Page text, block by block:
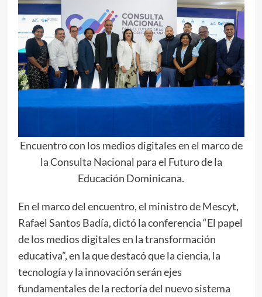
Encuentro con los medios digitales en el marco de
la Consulta Nacional para el Futuro de la
Educación Dominicana.
En el marco del encuentro, el ministro de Mescyt,
Rafael Santos Badía, dictó la conferencia “El papel
de los medios digitales en la transformación
educativa”, en la que destacó que la ciencia, la
tecnología y la innovación serán ejes
fundamentales de la rectoría del nuevo sistema